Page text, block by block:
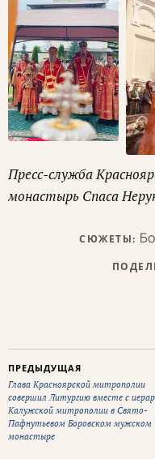
Пресс-служба
монастырь Спаса
СЮЖЕТЫ:
ПРЕДЫДУЩАЯ
Глава Красноярской митрополии
совершил Литургию вместе с
Калужской митрополии в Свято-
Пафнутьевом Боровском мужском
монастыре